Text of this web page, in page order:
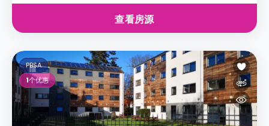
查看房源
PBSA
1个优惠